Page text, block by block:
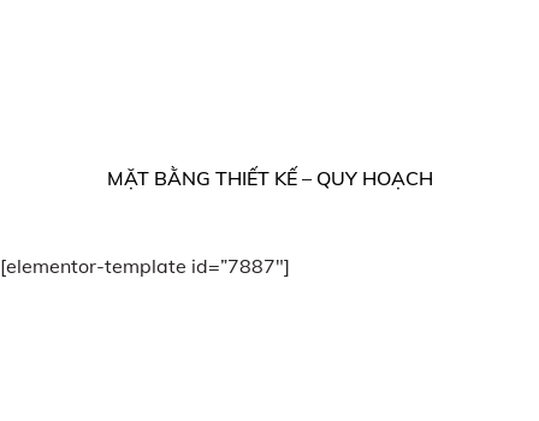
MẶT BẰNG THIẾT KẾ – QUY HOẠCH
[elementor-template id=”7887″]